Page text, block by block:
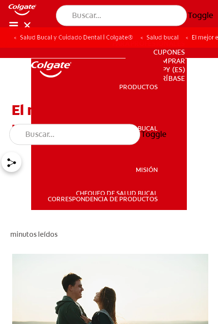
Toggle
PRODUCTOS
SALUD BUCAL
PARA PROFESIONALES
CUPONES
DONDE COMPRAR
PY (ES)
SUSCRÍBASE
PRODUCTOS
SALUD BUCAL
MISIÓN
CHEQUEO DE SALUD BUCAL
CORRESPONDENCIA DE PRODUCTOS
Toggle
Salud Bucal y Cuidado Dental | Colgate® Salud bucal El mejor
El mejor enjuague bucal
para el mal aliento
minutos leídos